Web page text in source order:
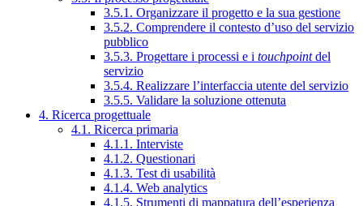
3.5.1. Organizzare il progetto e la sua gestione
3.5.2. Comprendere il contesto d’uso del servizio
pubblico
3.5.3. Progettare i processi e i touchpointdel
servizio
3.5.4. Realizzare l’interfaccia utente del servizio
3.5.5. Validare la soluzione ottenuta
4. Ricerca progettuale
4.1. Ricerca primaria
4.1.1. Interviste
4.1.2. Questionari
4.1.3. Test di usabilità
4.1.4. Web analytics
4.1.5. Strumenti di mappatura dell’esperienza